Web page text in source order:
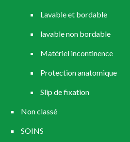
Lavable et bordable
lavable non bordable
Matériel incontinence
Protection anatomique
Slip de fixation
Non classé
SOINS